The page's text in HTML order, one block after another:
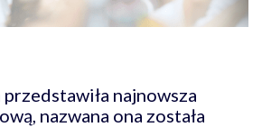
najnowsza
nazwana ona została